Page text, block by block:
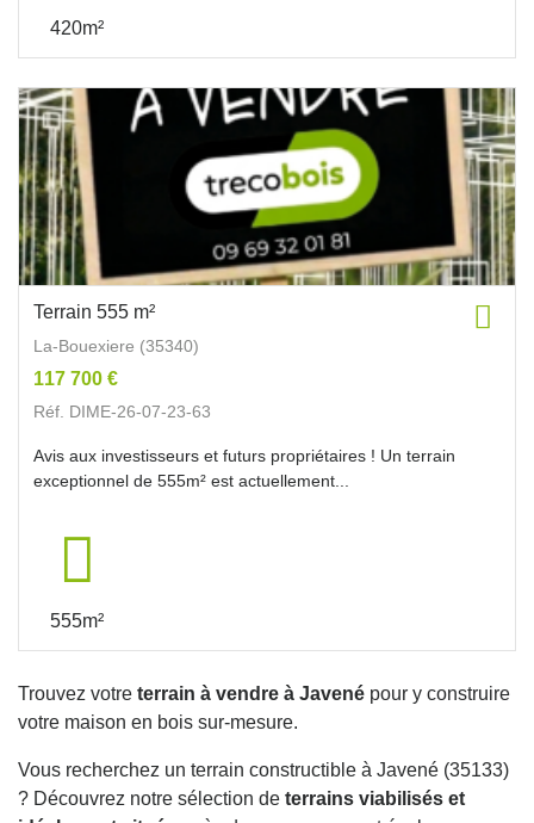
420m²
Terrain 555 m²
La-Bouexiere (35340)
117 700 €
Réf. DIME-26-07-23-63
Avis aux investisseurs et futurs propriétaires ! Un terrain
exceptionnel de 555m² est actuellement...
555m²
Trouvez votre terrain à vendre à Javené pour y construire
votre maison en bois sur-mesure.
Vous recherchez un terrain constructible à Javené (35133)
? Découvrez notre sélection de terrains viabilisés et